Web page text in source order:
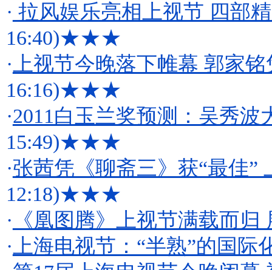
· 拉风娱乐亮相上视节 四部
16:40)★★★
· 上视节今晚落下帷幕 郭家
16:16)★★★
·2011白玉兰奖预测：吴秀波
15:49)★★★
·张茜凭《聊斋三》获“最佳”
12:18)★★★
· 《凰图腾》上视节满载而归
· 上海电视节：“半熟”的国际